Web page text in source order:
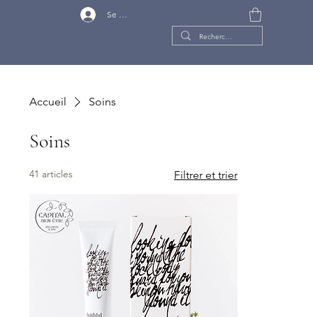
Se connecter
Accueil Soins
Soins
41 articles Filtrer et trier